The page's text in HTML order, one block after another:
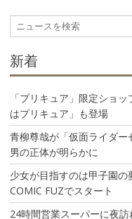
シ
ョ
新着
「プリキュア」限定ショ
はプリキュア」も登場
青柳尊哉が「仮面ライダ
男の正体が明らかに
少女が目指すのは甲子園
COMIC FUZでスタート
24時間営業スーパーに夜訪